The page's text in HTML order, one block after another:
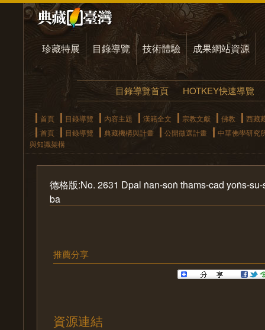
珍藏特展 目錄導覽 技術體驗 成果網站資源
目錄導覽首頁 HOTKEY快速導覽
首頁 目錄導覽 內容主題 漢籍全文 宗教文獻 佛教
西藏
首頁
目錄導覽 典藏機構與計畫 公開徵選計畫
中華佛學研究
與知識架構
德格版:No. 2631 Dpal ṅan-soṅ thams-cad yoṅs-
ba
推薦分享
資源連結